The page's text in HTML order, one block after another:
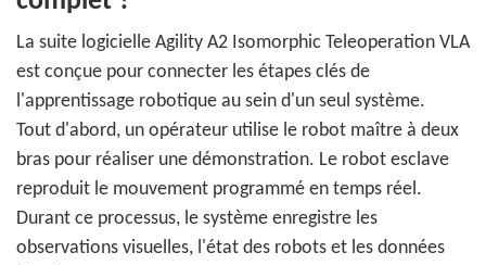
La suite logicielle Agility A2 Isomorphic Teleoperation VLA
est conçue pour connecter les étapes clés de
l'apprentissage robotique au sein d'un seul système.
Tout d'abord, un opérateur utilise le robot maître à deux
bras pour réaliser une démonstration. Le robot esclave
reproduit le mouvement programmé en temps réel.
Durant ce processus, le système enregistre les
observations visuelles, l'état des robots et les données